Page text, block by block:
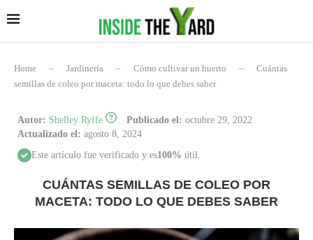
Home – Jardinería – Cómo cultivar un huerto –
Cuántas
semillas de coleo por maceta: todo lo que debes saber
Autor: Shelley Ryffe Publicado el: octubre 29, 2022
Actualizado el: agosto 8, 2024
Este artículo fue verificado y es100% útil.
CUÁNTAS SEMILLAS DE COLEO POR
MACETA: TODO LO QUE DEBES SABER